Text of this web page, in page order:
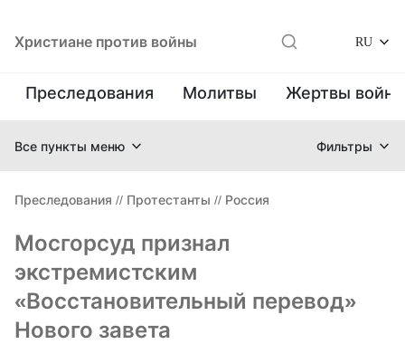
Христиане против войны RU
Преследования Молитвы Жертвы
Все пункты меню Фильтры
Преследования // Протестанты // Россия
Мосгорсуд признал
экстремистским
«Восстановительный перевод»
Нового завета